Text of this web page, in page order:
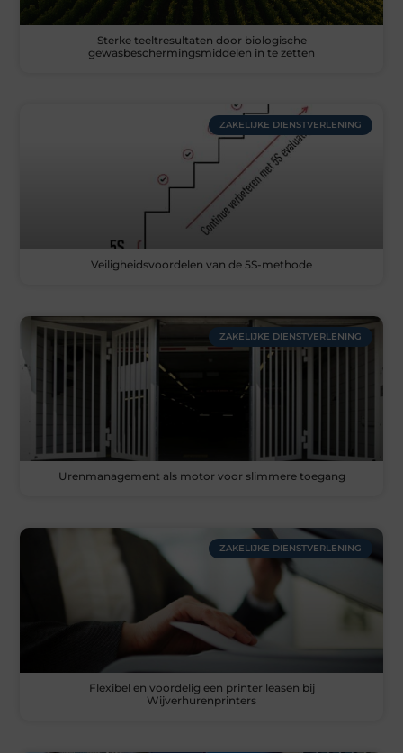
Sterke teeltresultaten door biologische
gewasbeschermingsmiddelen in te zetten
ZAKELIJKE DIENSTVERLENING
Veiligheidsvoordelen van de 5S-methode
ZAKELIJKE DIENSTVERLENING
Urenmanagement als motor voor slimmere toegang
ZAKELIJKE DIENSTVERLENING
Flexibel en voordelig een printer leasen bij
Wijverhurenprinters